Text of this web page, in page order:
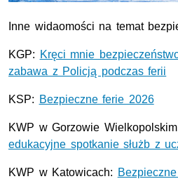
Inne widaomości na temat
KGP: Kręci mnie
zabawa z Policją podczas ferii
KSP: Bezpieczne ferie 2026
KWP w Gorzowie
edukacyjne spotkanie służb z
KWP w Katowicach: